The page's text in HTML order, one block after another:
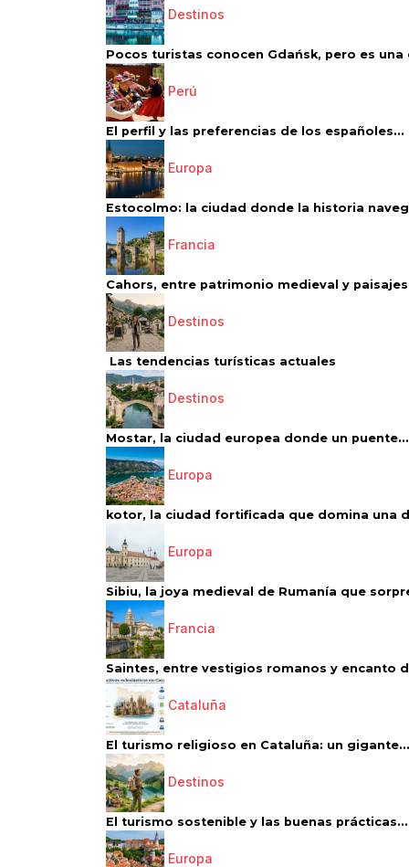
Destinos
Pocos turistas conocen Gdańsk, pero es una
Perú
El perfil y las preferencias de los españoles...
Europa
Estocolmo: la ciudad donde la historia
Francia
Cahors, entre patrimonio medieval y paisajes
Destinos
Las tendencias turísticas actuales
Destinos
Mostar, la ciudad europea donde un puente...
Europa
kotor, la ciudad fortificada que domina una
Europa
Sibiu, la joya medieval de Rumanía que
Francia
Saintes, entre vestigios romanos y encanto
Cataluña
El turismo religioso en Cataluña: un gigante...
Destinos
El turismo sostenible y las buenas prácticas...
Europa